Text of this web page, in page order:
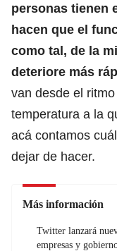
personas tienen
hacen que el
como tal, de la
deteriore más
van desde el
temperatura a la
acá contamos
dejar de hacer.
Más información
Twitter lanzará
empresas y